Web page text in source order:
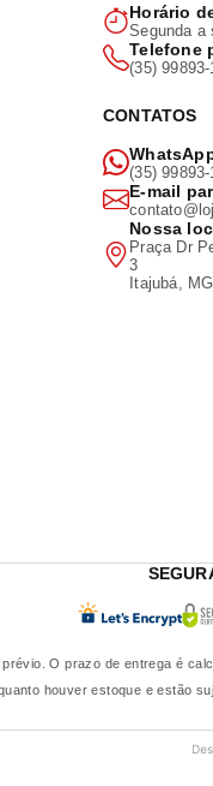
Horário
Segunda a
Telefone
(35) 99893-
CONTATOS
(35) 99893-
E-mail
Nossa
Praça Dr
3
Itajubá,
O prazo de entrega é
houver estoque e estão